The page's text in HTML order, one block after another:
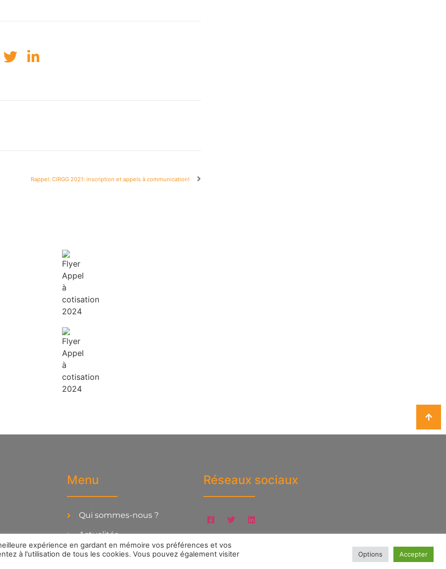
Rappel: CIRGG 2021: inscription et appels à communication!
Menu
Qui sommes-nous ?
Actualités
Thématiques
Réseaux sociaux
expérience en gardant en mémoire vos préférences et vos
à l'utilisation de tous les cookies. Vous pouvez également visiter
Options Accepter